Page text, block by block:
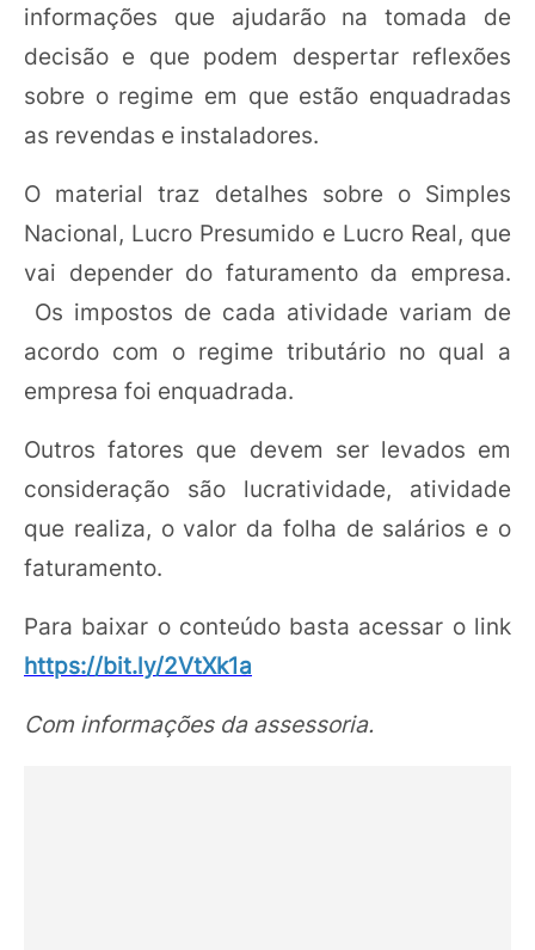
informações que ajudarão na tomada de
decisão e que podem despertar reflexões
sobre o regime em que estão enquadradas
as revendas e instaladores.
O material traz detalhes sobre o Simples
Nacional, Lucro Presumido e Lucro Real, que
vai depender do faturamento da empresa.
Os impostos de cada atividade variam de
acordo com o regime tributário no qual a
empresa foi enquadrada.
Outros fatores que devem ser levados em
consideração são lucratividade, atividade
que realiza, o valor da folha de salários e o
faturamento.
Para baixar o conteúdo basta acessar o link
https://bit.ly/2VtXk1a
Com informações da assessoria.